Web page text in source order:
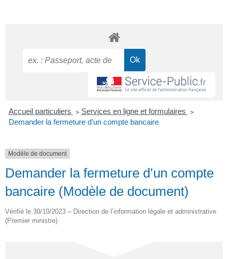
Accueil particuliers > Services en ligne et formulaires >
Demander la fermeture d’un compte bancaire
Modèle de document
Demander la fermeture d’un compte
bancaire (Modèle de document)
Vérifié le 30/10/2023 – Direction de l’information légale et administrative
(Premier ministre)